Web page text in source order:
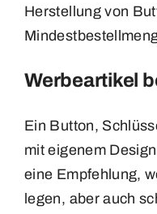
Speldjes
Herstellung von
Werbeartikel
Ein Button,
mit eigenem
eine Empfehlung,
legen, aber auch